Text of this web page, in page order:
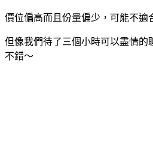
價位偏高而且份量偏少，可能不適
但像我們待了三個小時可以盡情的
不錯～